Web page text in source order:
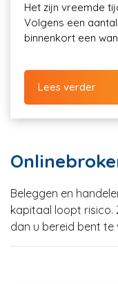
Het zijn vreemde
Volgens een
binnenkort een
Lees verder
Beleggen en
kapitaal loopt risico.
dan u bereid bent te